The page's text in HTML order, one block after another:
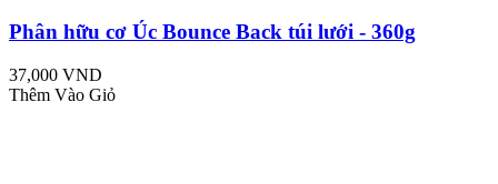
Phân hữu cơ Úc Bounce Back túi lưới - 360g
37,000 VND
Thêm Vào Giỏ